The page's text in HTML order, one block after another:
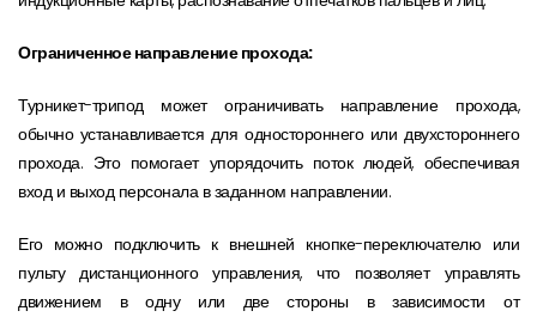
Ограниченное направление прохода:
Турникет-трипод может ограничивать направление прохода,
обычно устанавливается для одностороннего или двухстороннего
прохода. Это помогает упорядочить поток людей, обеспечивая
вход и выход персонала в заданном направлении.
Его можно подключить к внешней кнопке-переключателю или
пульту дистанционного управления, что позволяет управлять
движением в одну или две стороны в зависимости от